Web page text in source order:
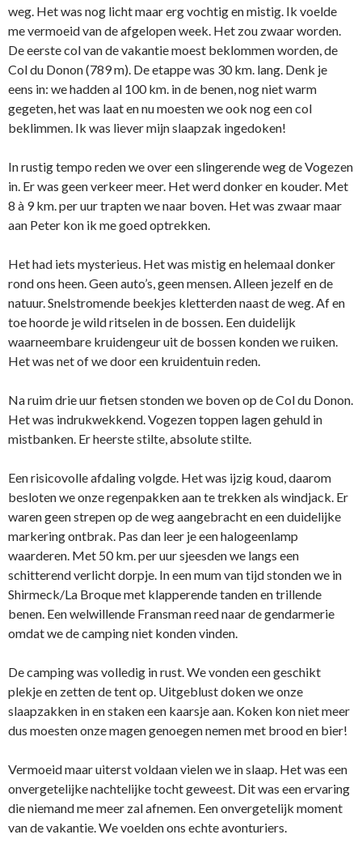
weg. Het was nog licht maar erg vochtig en mistig. Ik voelde
me vermoeid van de afgelopen week. Het zou zwaar worden.
De eerste col van de vakantie moest beklommen worden, de
Col du Donon (789 m). De etappe was 30 km. lang. Denk je
eens in: we hadden al 100 km. in de benen, nog niet warm
gegeten, het was laat en nu moesten we ook nog een col
beklimmen. Ik was liever mijn slaapzak ingedoken!
In rustig tempo reden we over een slingerende weg de Vogezen
in. Er was geen verkeer meer. Het werd donker en kouder. Met
8 à 9 km. per uur trapten we naar boven. Het was zwaar maar
aan Peter kon ik me goed optrekken.
Het had iets mysterieus. Het was mistig en helemaal donker
rond ons heen. Geen auto’s, geen mensen. Alleen jezelf en de
natuur. Snelstromende beekjes kletterden naast de weg. Af en
toe hoorde je wild ritselen in de bossen. Een duidelijk
waarneembare kruidengeur uit de bossen konden we ruiken.
Het was net of we door een kruidentuin reden.
Na ruim drie uur fietsen stonden we boven op de Col du Donon.
Het was indrukwekkend. Vogezen toppen lagen gehuld in
mistbanken. Er heerste stilte, absolute stilte.
Een risicovolle afdaling volgde. Het was ijzig koud, daarom
besloten we onze regenpakken aan te trekken als windjack. Er
waren geen strepen op de weg aangebracht en een duidelijke
markering ontbrak. Pas dan leer je een halogeenlamp
waarderen. Met 50 km. per uur sjeesden we langs een
schitterend verlicht dorpje. In een mum van tijd stonden we in
Shirmeck/La Broque met klapperende tanden en trillende
benen. Een welwillende Fransman reed naar de gendarmerie
omdat we de camping niet konden vinden.
De camping was volledig in rust. We vonden een geschikt
plekje en zetten de tent op. Uitgeblust doken we onze
slaapzakken in en staken een kaarsje aan. Koken kon niet meer
dus moesten onze magen genoegen nemen met brood en bier!
Vermoeid maar uiterst voldaan vielen we in slaap. Het was een
onvergetelijke nachtelijke tocht geweest. Dit was een ervaring
die niemand me meer zal afnemen. Een onvergetelijk moment
van de vakantie. We voelden ons echte avonturiers.